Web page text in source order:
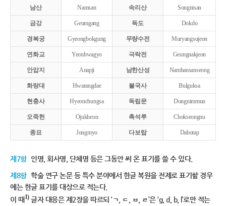
남산 Namsan 속리산 Songnisan
금강 Geumgang 독도 Dokdo
경복궁 Gyeongbokgung 무량수전 Muryangsujeon
연화교 Yeonhwagyo 극락전 Geungnakjeon
안압지 Anapji 남한산성 Namhansanseong
화랑대 Hwarangdae 불국사 Bulguksa
현충사 Hyeonchungsa 독립문 Dongnimmun
오죽헌 Ojukheon 촉석루 Chokseongnu
종묘 Jongmyo 다보탑 Dabotap
제7항 인명, 회사명, 단체명 등은 그동안 써 온 표기를 쓸 수 있다.
제8항 학술 연구 논문 등 특수 분야에서 한글 복원을 전제로 표기할 경우
에는 한글 표기를 대상으로 적는다.
이 때1)글자 대응은 제2장을 따르되 ‘ㄱ, ㄷ, ㅂ, ㄹ’은 ‘g, d, b, l’로만 적는